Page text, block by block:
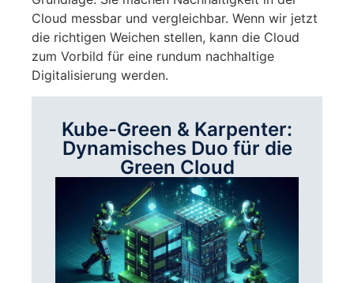
Cloud messbar und vergleichbar. Wenn wir jetzt
die richtigen Weichen stellen, kann die Cloud
zum Vorbild für eine rundum nachhaltige
Digitalisierung werden.
Kube-Green & Karpenter:
Dynamisches Duo für die
Green Cloud